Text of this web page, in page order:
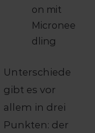
on mit
Micronee
dling
Unterschiede
gibt es vor
allem in drei
Punkten: der